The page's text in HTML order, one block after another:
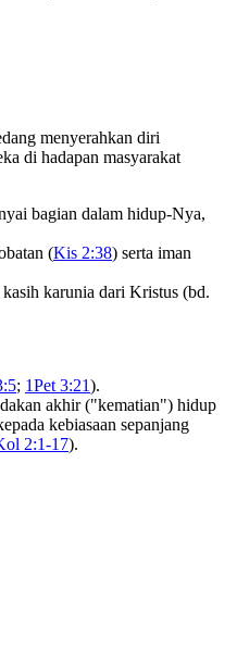
menyerahkan diri
di hadapan masyarakat
bagian dalam hidup-Nya,
(Kis 2:38) serta iman
kasih karunia dari Kristus (bd.
; 1Pet 3:21).
akhir ("kematian") hidup
kebiasaan sepanjang
2:1-17).